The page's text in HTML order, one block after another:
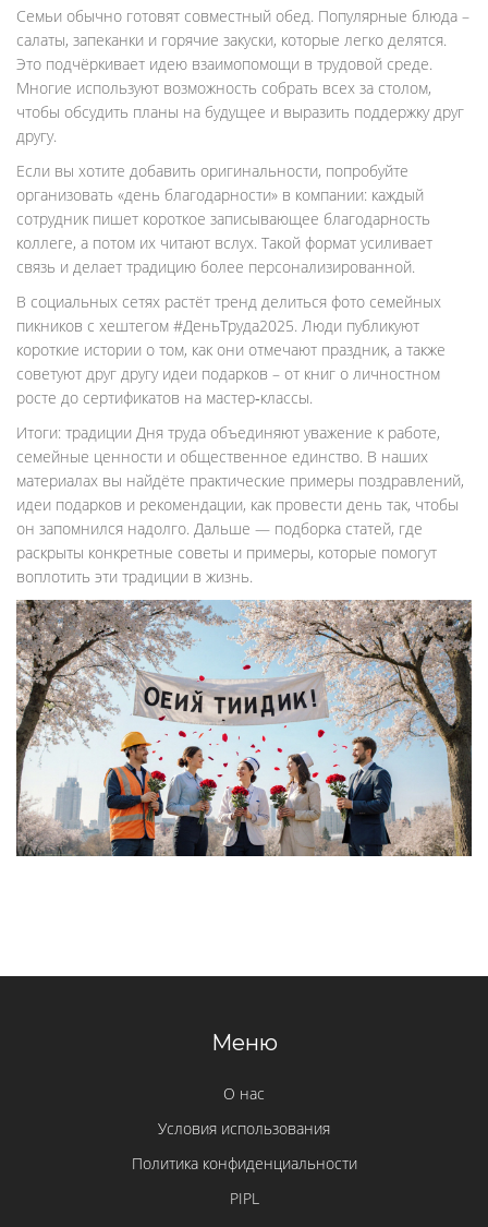
Семьи обычно готовят совместный обед. Популярные блюда –
салаты, запеканки и горячие закуски, которые легко делятся.
Это подчёркивает идею взаимопомощи в трудовой среде.
Многие используют возможность собрать всех за столом,
чтобы обсудить планы на будущее и выразить поддержку друг
другу.
Если вы хотите добавить оригинальности, попробуйте
организовать «день благодарности» в компании: каждый
сотрудник пишет короткое записывающее благодарность
коллеге, а потом их читают вслух. Такой формат усиливает
связь и делает традицию более персонализированной.
В социальных сетях растёт тренд делиться фото семейных
пикников с хештегом #ДеньТруда2025. Люди публикуют
короткие истории о том, как они отмечают праздник, а также
советуют друг другу идеи подарков – от книг о личностном
росте до сертификатов на мастер‑классы.
Итоги: традиции Дня труда объединяют уважение к работе,
семейные ценности и общественное единство. В наших
материалах вы найдёте практические примеры поздравлений,
идеи подарков и рекомендации, как провести день так, чтобы
он запомнился надолго. Дальше — подборка статей, где
раскрыты конкретные советы и примеры, которые помогут
воплотить эти традиции в жизнь.
Меню
О нас
Условия использования
Политика конфиденциальности
PIPL